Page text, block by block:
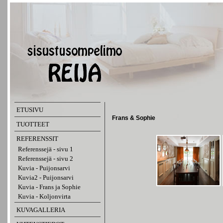
Frans & Sophie
ETUSIVU
TUOTTEET
REFERENSSIT
Referenssejä - sivu 1
Referenssejä - sivu 2
Kuvia - Puijonsarvi
Kuvia2 - Puijonsarvi
Kuvia - Frans ja Sophie
Kuvia - Koljonvirta
KUVAGALLERIA